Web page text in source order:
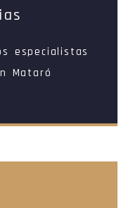
especialistas
Mataró